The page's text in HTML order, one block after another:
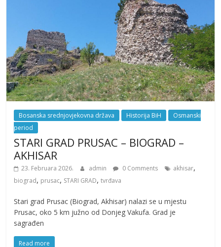
Bosanska srednjovjekovna država Historija BiH
Osmanski
period
STARI GRAD PRUSAC – BIOGRAD –
AKHISAR
23. Februara 2026. admin 0 Comments akhisar,
biograd, prusac, STARI GRAD,tvrđava
Stari grad Prusac (Biograd, Akhisar) nalazi se u mjestu
Prusac, oko 5 km južno od Donjeg Vakufa. Grad je
sagrađen
Read more